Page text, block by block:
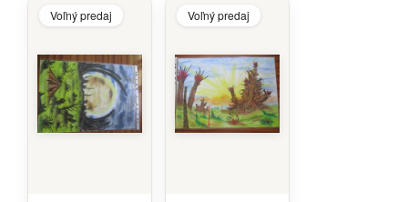
Voľný predaj Voľný predaj